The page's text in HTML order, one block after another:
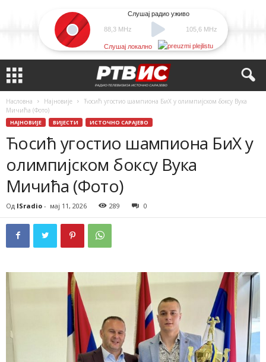
88,3 MHz
Слушај радио уживо
105,6 MHz
Слушај локално
Насловна Најновије
Ћосић угостио шампиона БиХ у олимпијском боксу Вука
Мичића (Фото)
НАЈНОВИЈЕ ВИЈЕСТИ ИСТОЧНО САРАЈЕВО
Ћосић угостио шампиона БиХ у
олимпијском боксу Вука
Мичића (Фото)
Од ISradio - мај 11, 2026 289 0